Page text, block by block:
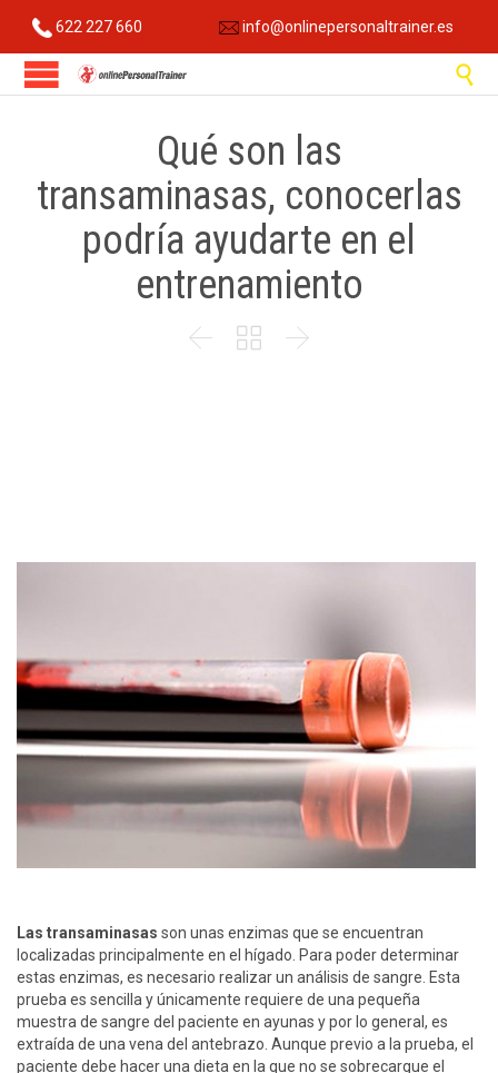
622 227 660 info@onlinepersonaltrainer.es

Qué son las
transaminasas, conocerlas
podría ayudarte en el
entrenamiento
  
Las transaminasas son unas enzimas que se encuentran
localizadas principalmente en el hígado. Para poder determinar
estas enzimas, es necesario realizar un análisis de sangre. Esta
prueba es sencilla y únicamente requiere de una pequeña
muestra de sangre del paciente en ayunas y por lo general, es
extraída de una vena del antebrazo. Aunque previo a la prueba, el
paciente debe hacer una dieta en la que no se sobrecargue el